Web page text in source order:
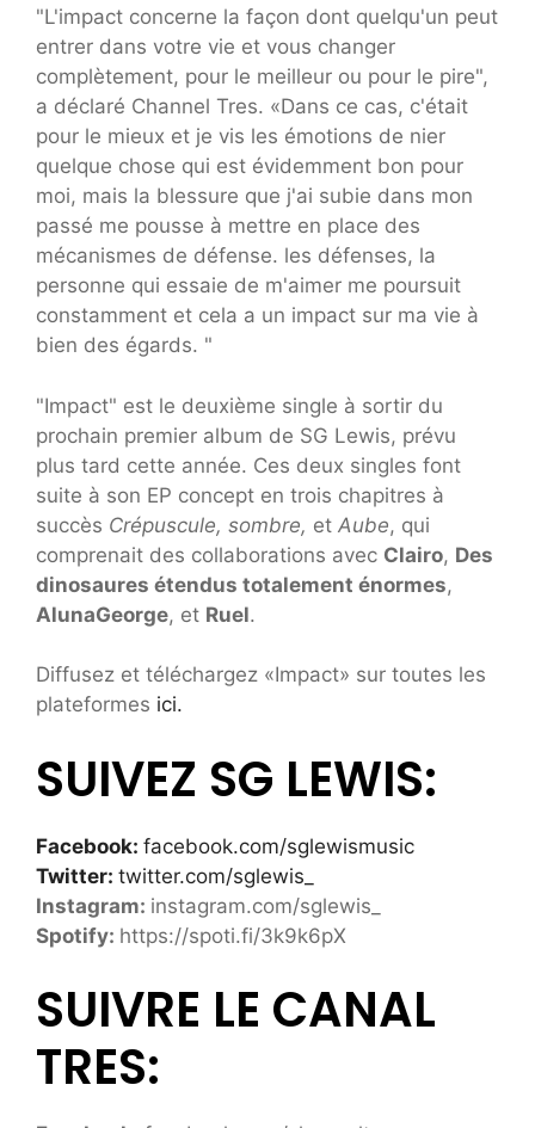
"L'impact concerne la façon dont quelqu'un peut
entrer dans votre vie et vous changer
complètement, pour le meilleur ou pour le pire",
a déclaré Channel Tres. «Dans ce cas, c'était
pour le mieux et je vis les émotions de nier
quelque chose qui est évidemment bon pour
moi, mais la blessure que j'ai subie dans mon
passé me pousse à mettre en place des
mécanismes de défense. les défenses, la
personne qui essaie de m'aimer me poursuit
constamment et cela a un impact sur ma vie à
bien des égards. "
"Impact" est le deuxième single à sortir du
prochain premier album de SG Lewis, prévu
plus tard cette année. Ces deux singles font
suite à son EP concept en trois chapitres à
succès Crépuscule, sombre, et Aube, qui
comprenait des collaborations avec Clairo, Des
dinosaures étendus totalement énormes,
AlunaGeorge, et Ruel.
Diffusez et téléchargez «Impact» sur toutes les
plateformes ici.
SUIVEZ SG LEWIS:
Facebook: facebook.com/sglewismusic
Twitter: twitter.com/sglewis_
Instagram: instagram.com/sglewis_
Spotify: https://spoti.fi/3k9k6pX
SUIVRE LE CANAL
TRES: